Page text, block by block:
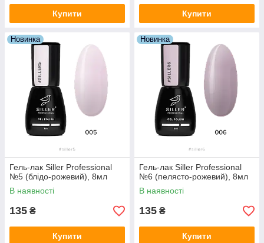
Купити Купити
Новинка
Гель-лак Siller Professional
№5 (блідо-рожевий), 8мл
В наявності
135 ₴
Купити
Новинка
Гель-лак Siller Professional
№6 (пелясто-рожевий), 8мл
В наявності
135 ₴
Купити